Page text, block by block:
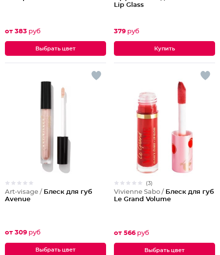
от 383 руб
Выбрать цвет
Lip Glass
379 руб
Art-visage / Блеск для губ
Avenue
от 309 руб
Выбрать цвет
(3)
Vivienne Sabo / Блеск для губ
Le Grand Volume
от 566 руб
Выбрать цвет